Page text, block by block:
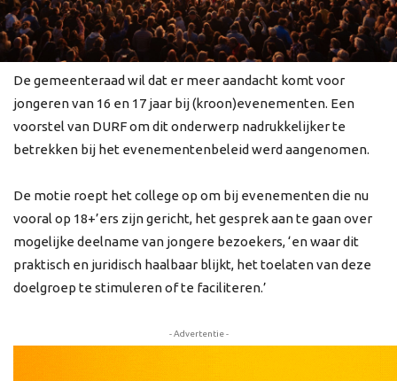
De gemeenteraad wil dat er meer aandacht komt voor
jongeren van 16 en 17 jaar bij (kroon)evenementen. Een
voorstel van DURF om dit onderwerp nadrukkelijker te
betrekken bij het evenementenbeleid werd aangenomen.
De motie roept het college op om bij evenementen die nu
vooral op 18+’ers zijn gericht, het gesprek aan te gaan over
mogelijke deelname van jongere bezoekers, ‘en waar dit
praktisch en juridisch haalbaar blijkt, het toelaten van deze
doelgroep te stimuleren of te faciliteren.’
- Advertentie -